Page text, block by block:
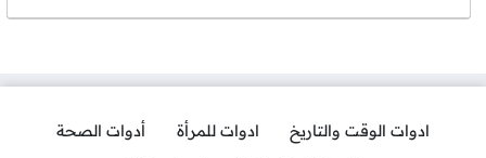
ادوات الوقت والتاريخ ادوات للمرأة
أدوات الصحة